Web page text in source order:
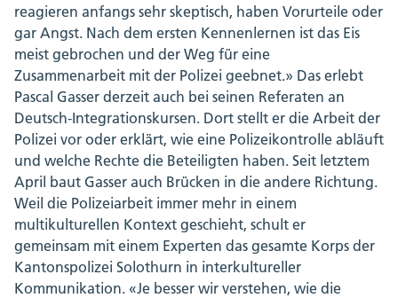
reagieren anfangs sehr skeptisch, haben Vorurteile oder
gar Angst. Nach dem ersten Kennenlernen ist das Eis
meist gebrochen und der Weg für eine
Zusammenarbeit mit der Polizei geebnet.» Das erlebt
Pascal Gasser derzeit auch bei seinen Referaten an
Deutsch-Integrationskursen. Dort stellt er die Arbeit der
Polizei vor oder erklärt, wie eine Polizeikontrolle abläuft
und welche Rechte die Beteiligten haben. Seit letztem
April baut Gasser auch Brücken in die andere Richtung.
Weil die Polizeiarbeit immer mehr in einem
multikulturellen Kontext geschieht, schult er
gemeinsam mit einem Experten das gesamte Korps der
Kantonspolizei Solothurn in interkultureller
Kommunikation. «Je besser wir verstehen, wie die